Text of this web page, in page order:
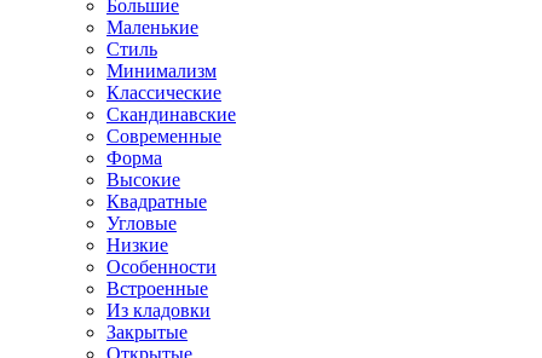
Большие
Маленькие
Стиль
Минимализм
Классические
Скандинавские
Современные
Форма
Высокие
Квадратные
Угловые
Низкие
Особенности
Встроенные
Из кладовки
Закрытые
Открытые